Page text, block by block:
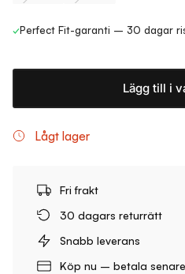
✓Perfect Fit-garanti – 30 dagar
Lägg till i
Lågt lager
Fri frakt
30 dagars returrätt
Snabb leverans
Köp nu – betala